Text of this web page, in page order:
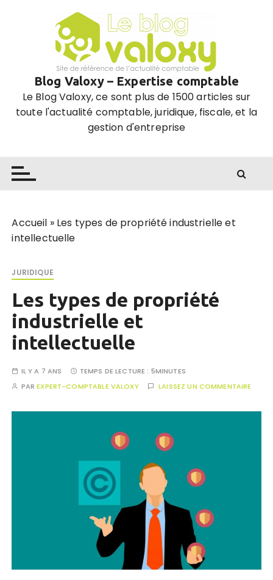
Blog Valoxy – Expertise comptable
Le Blog Valoxy, ce sont plus de 1500 articles sur
toute l'actualité comptable, juridique, fiscale, et la
gestion d'entreprise
Accueil » Les types de propriété industrielle et
intellectuelle
JURIDIQUE
Les types de propriété
industrielle et
intellectuelle
IL Y A 7 ANS TEMPS DE LECTURE : 5MINUTES
PAREXPERT-COMPTABLE VALOXY LAISSEZ UN COMMENTAIRE